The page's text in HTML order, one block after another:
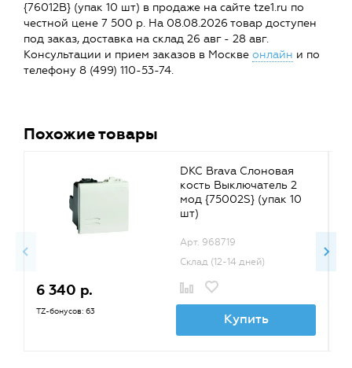
{76012B} (упак 10 шт) в продаже на сайте tze1.ru по
честной цене 7 500 р. На 08.08.2026 товар доступен
под заказ, доставка на склад 26 авг - 28 авг.
Консультации и прием заказов в Москве онлайн и по
телефону 8 (499) 110-53-74.
Похожие товары
DKC Brava Слоновая
кость Выключатель 2
мод {75002S} (упак 10
шт)
Арт. 968719
Склад (12-14 дней)
6 340 р.
TZ-бонусов: 63 Купить